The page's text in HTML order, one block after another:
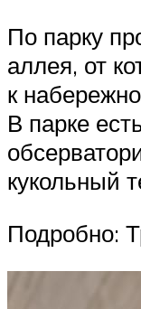
По парку
аллея, от
к
В парке
кукольный
Подробно: